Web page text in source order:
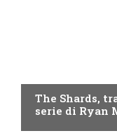
The Shards,
serie di Ryan